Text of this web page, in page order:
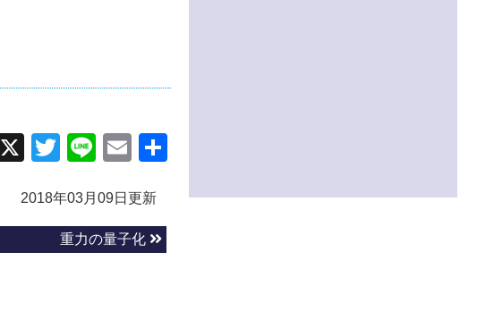
Facebook
X TwitterLineEmail
2018年03月09日更新
重力の量子化